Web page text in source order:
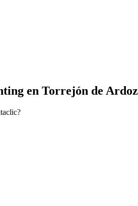
en Torrejón de Ardoz